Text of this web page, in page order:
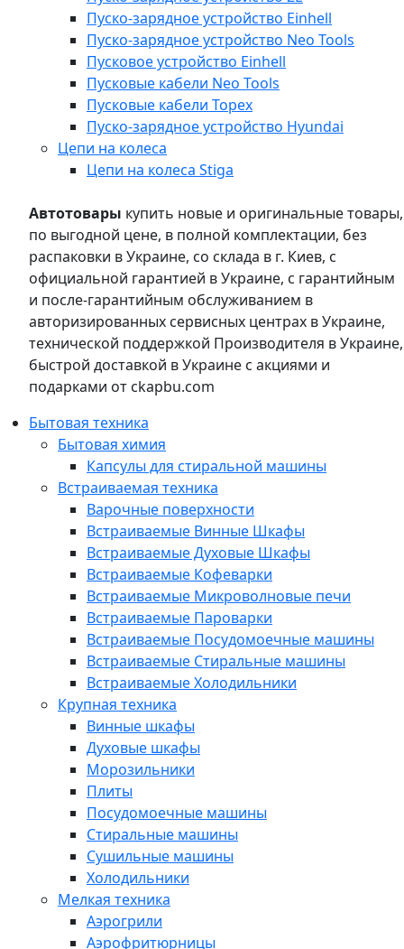
Пуско-зарядное устройство Einhell
Пуско-зарядное устройство Neo Tools
Пусковое устройство Einhell
Пусковые кабели Neo Tools
Пусковые кабели Topex
Пуско-зарядное устройство Hyundai
Цепи на колеса
Цепи на колеса Stiga
Автотовары купить новые и оригинальные товары,
по выгодной цене, в полной комплектации, без
распаковки в Украине, со склада в г. Киев, с
официальной гарантией в Украине, с гарантийным
и после-гарантийным обслуживанием в
авторизированных сервисных центрах в Украине,
технической поддержкой Производителя в Украине,
быстрой доставкой в Украине с акциями и
подарками от ckapbu.com
Бытовая техника
Бытовая химия
Капсулы для стиральной машины
Встраиваемая техника
Варочные поверхности
Встраиваемые Винные Шкафы
Встраиваемые Духовые Шкафы
Встраиваемые Кофеварки
Встраиваемые Микроволновые печи
Встраиваемые Пароварки
Встраиваемые Посудомоечные машины
Встраиваемые Стиральные машины
Встраиваемые Холодильники
Крупная техника
Винные шкафы
Духовые шкафы
Морозильники
Плиты
Посудомоечные машины
Стиральные машины
Сушильные машины
Холодильники
Мелкая техника
Аэрогрили
Аэрофритюрницы